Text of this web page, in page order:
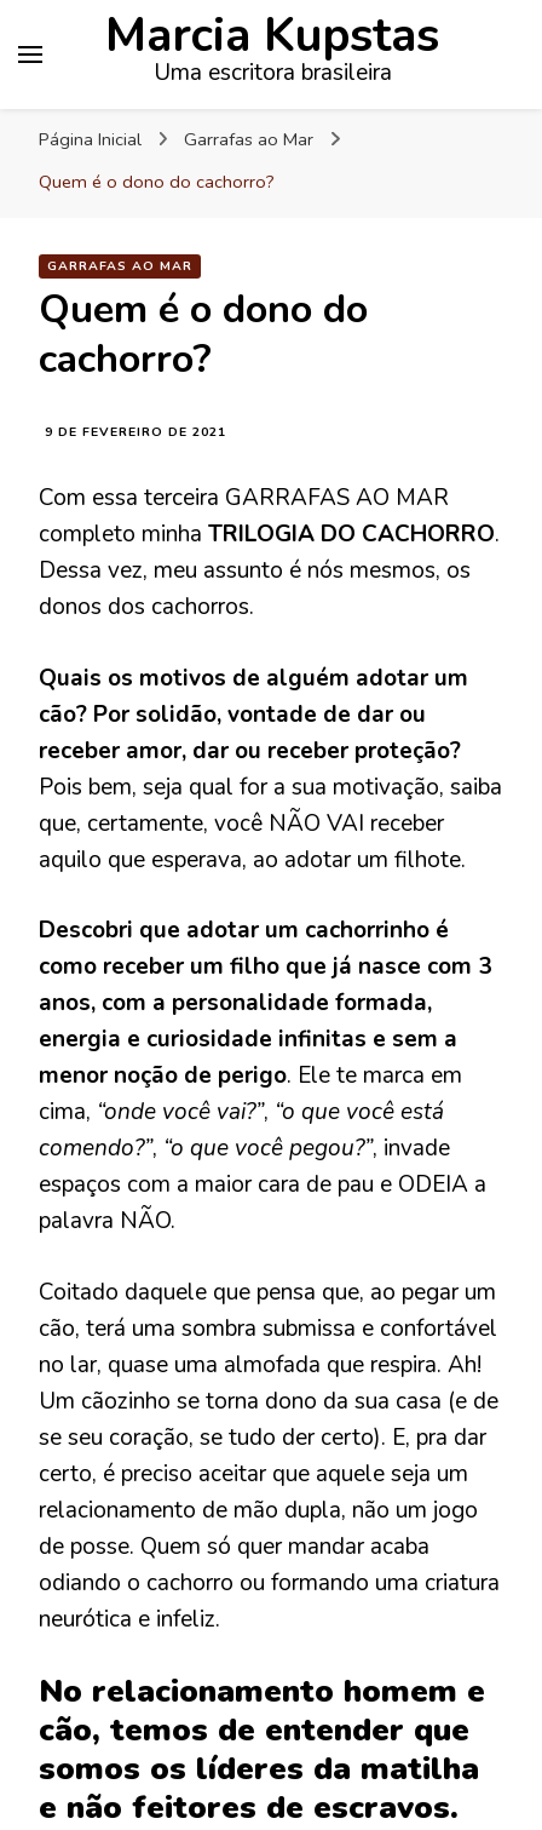
Marcia Kupstas
Uma escritora brasileira
Página Inicial
Garrafas ao Mar
Quem é o dono do cachorro?
GARRAFAS AO MAR
Quem é o dono do
cachorro?
9 DE FEVEREIRO DE 2021
Com essa terceira GARRAFAS AO MAR
completo minha TRILOGIA DO CACHORRO.
Dessa vez, meu assunto é nós mesmos, os
donos dos cachorros.
Quais os motivos de alguém adotar um
cão? Por solidão, vontade de dar ou
receber amor, dar ou receber proteção?
Pois bem, seja qual for a sua motivação, saiba
que, certamente, você NÃO VAI receber
aquilo que esperava, ao adotar um filhote.
Descobri que adotar um cachorrinho é
como receber um filho que já nasce com 3
anos, com a personalidade formada,
energia e curiosidade infinitas e sem a
menor noção de perigo. Ele te marca em
cima, “onde você vai?”, “o que você está
comendo?”, “o que você pegou?”, invade
espaços com a maior cara de pau e ODEIA a
palavra NÃO.
Coitado daquele que pensa que, ao pegar um
cão, terá uma sombra submissa e confortável
no lar, quase uma almofada que respira. Ah!
Um cãozinho se torna dono da sua casa (e de
se seu coração, se tudo der certo). E, pra dar
certo, é preciso aceitar que aquele seja um
relacionamento de mão dupla, não um jogo
de posse. Quem só quer mandar acaba
odiando o cachorro ou formando uma criatura
neurótica e infeliz.
No relacionamento homem e
cão, temos de entender que
somos os líderes da matilha
e não feitores de escravos.